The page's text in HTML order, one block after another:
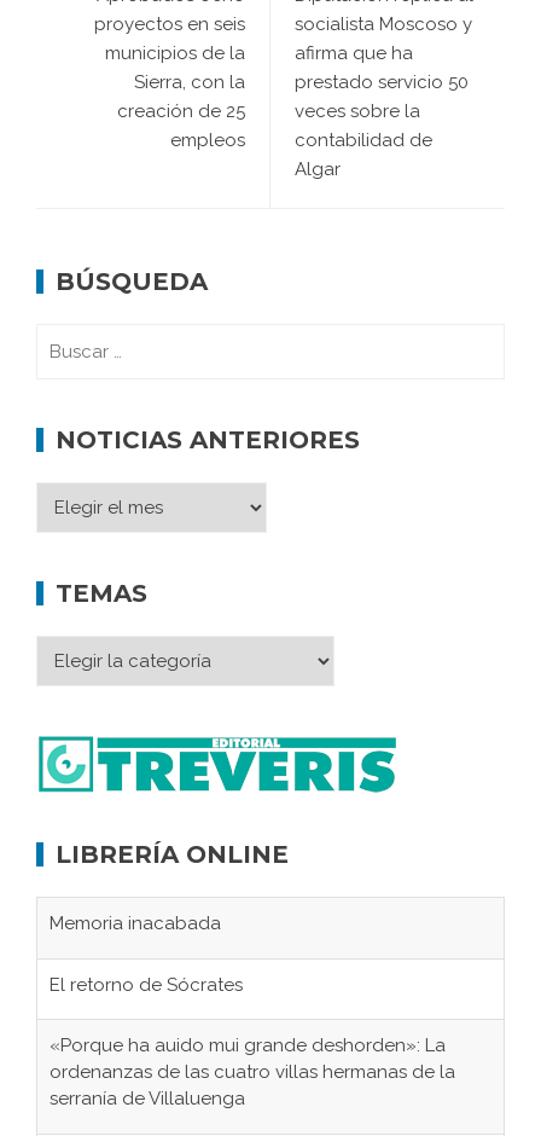
proyectos en seis
municipios de la
Sierra, con la
creación de 25
empleos
socialista Moscoso y
afirma que ha
prestado servicio 50
veces sobre la
contabilidad de
Algar
BÚSQUEDA
NOTICIAS ANTERIORES
TEMAS
LIBRERÍA ONLINE
Memoria inacabada
El retorno de Sócrates
«Porque ha auido mui grande deshorden»: La
ordenanzas de las cuatro villas hermanas de la
serranía de Villaluenga